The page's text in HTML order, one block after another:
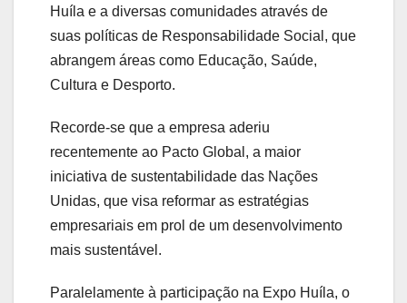
Huíla e a diversas comunidades através de
suas políticas de Responsabilidade Social, que
abrangem áreas como Educação, Saúde,
Cultura e Desporto.
Recorde-se que a empresa aderiu
recentemente ao Pacto Global, a maior
iniciativa de sustentabilidade das Nações
Unidas, que visa reformar as estratégias
empresariais em prol de um desenvolvimento
mais sustentável.
Paralelamente à participação na Expo Huíla, o